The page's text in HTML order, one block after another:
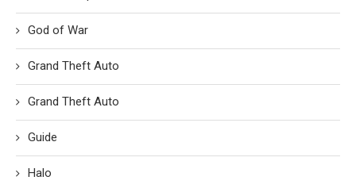
God of War
Grand Theft Auto
Grand Theft Auto
Guide
Halo